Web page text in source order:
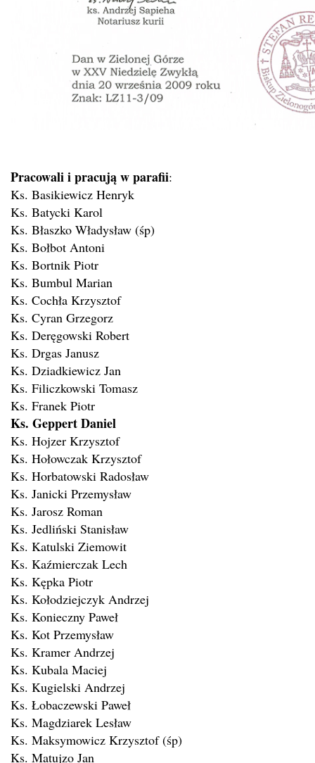
Pracowali i pracują w parafii:
Ks. Basikiewicz Henryk
Ks. Batycki Karol
Ks. Błaszko Władysław (śp)
Ks. Bołbot Antoni
Ks. Bortnik Piotr
Ks. Bumbul Marian
Ks. Cochła Krzysztof
Ks. Cyran Grzegorz
Ks. Deręgowski Robert
Ks. Drgas Janusz
Ks. Dziadkiewicz Jan
Ks. Filiczkowski Tomasz
Ks. Franek Piotr
Ks. Geppert Daniel
Ks. Hojzer Krzysztof
Ks. Hołowczak Krzysztof
Ks. Horbatowski Radosław
Ks. Janicki Przemysław
Ks. Jarosz Roman
Ks. Jedliński Stanisław
Ks. Katulski Ziemowit
Ks. Kaźmierczak Lech
Ks. Kępka Piotr
Ks. Kołodziejczyk Andrzej
Ks. Konieczny Paweł
Ks. Kot Przemysław
Ks. Kramer Andrzej
Ks. Kubala Maciej
Ks. Kugielski Andrzej
Ks. Łobaczewski Paweł
Ks. Magdziarek Lesław
Ks. Maksymowicz Krzysztof (śp)
Ks. Matujzo Jan